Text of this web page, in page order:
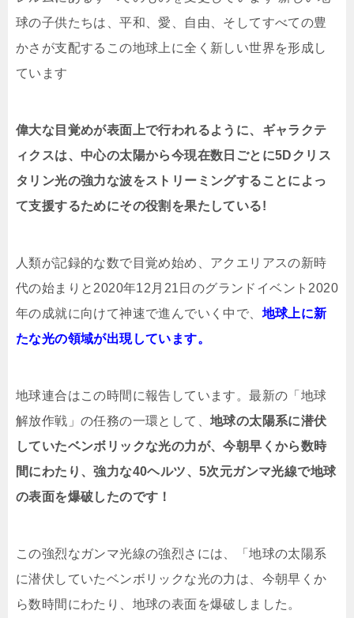
球の子供たちは、平和、愛、自由、そしてすべての豊
かさが支配するこの地球上に全く新しい世界を形成し
ています
偉大な目覚めが表面上で行われるように、ギャラクテ
ィクスは、中心の太陽から今現在数日ごとに5Dクリス
タリン光の強力な波をストリーミングすることによっ
て支援するためにその役割を果たしている!
人類が記録的な数で目覚め始め、アクエリアスの新時
代の始まりと2020年12月21日のグランドイベント2020
年の成就に向けて神速で進んでいく中で、 地球上に新
たな光の領域が出現しています。
地球連合はこの時間に報告しています。最新の「地球
解放作戦」の任務の一環として、 地球の太陽系に潜伏
していたベンボリックな光の力が、今朝早くから数時
間にわたり、強力な40ヘルツ、5次元ガンマ光線で地球
の表面を爆破したのです！
この強烈なガンマ光線の強烈さには、「地球の太陽系
に潜伏していたベンボリックな光の力は、今朝早くか
ら数時間にわたり、地球の表面を爆破しました。